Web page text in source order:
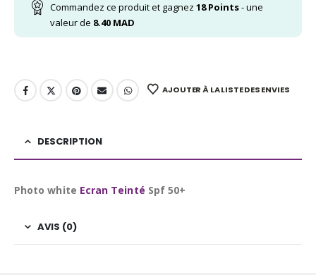
Commandez ce produit et gagnez 18Points- une
valeur de 8.40 MAD
AJOUTER À LA LISTE DES ENVIES
DESCRIPTION
Photo white Ecran Teinté Spf 50+
AVIS (0)